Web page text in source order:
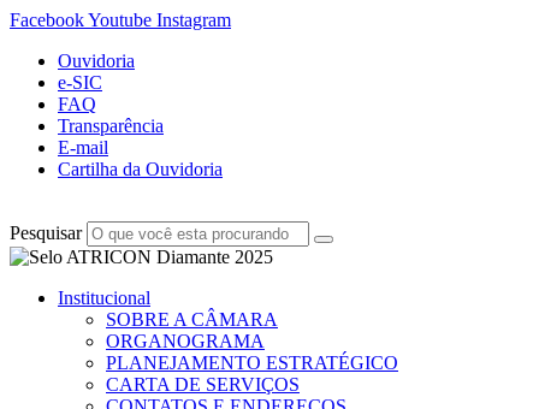
FacebookYoutube Instagram
Ouvidoria
e-SIC
FAQ
Transparência
E-mail
Cartilha da Ouvidoria
Pesquisar
Institucional
SOBRE A CÂMARA
ORGANOGRAMA
PLANEJAMENTO ESTRATÉGICO
CARTA DE SERVIÇOS